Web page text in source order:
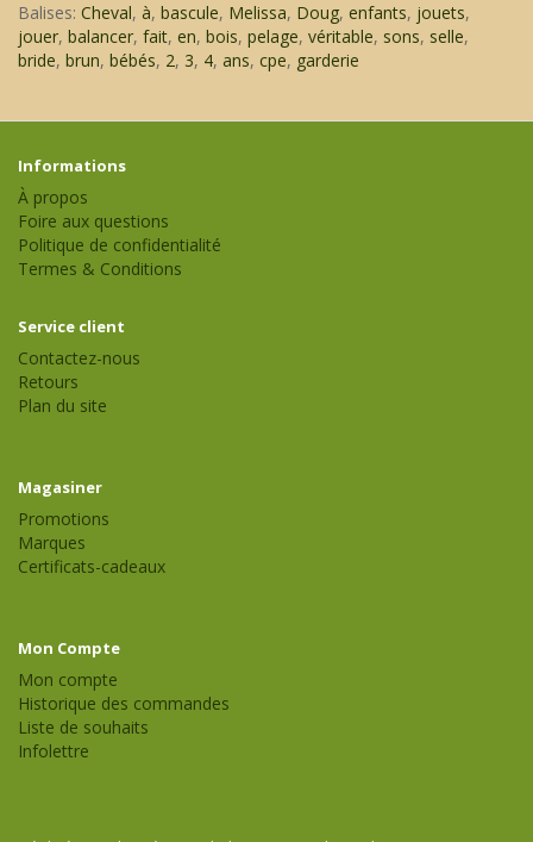
Balises: Cheval, à, bascule, Melissa, Doug, enfants, jouets,
jouer, balancer, fait, en, bois, pelage, véritable, sons, selle,
bride, brun, bébés, 2, 3, 4, ans, cpe, garderie
Informations
À propos
Foire aux questions
Politique de confidentialité
Termes & Conditions
Service client
Contactez-nous
Retours
Plan du site
Magasiner
Promotions
Marques
Certificats-cadeaux
Mon Compte
Mon compte
Historique des commandes
Liste de souhaits
Infolettre